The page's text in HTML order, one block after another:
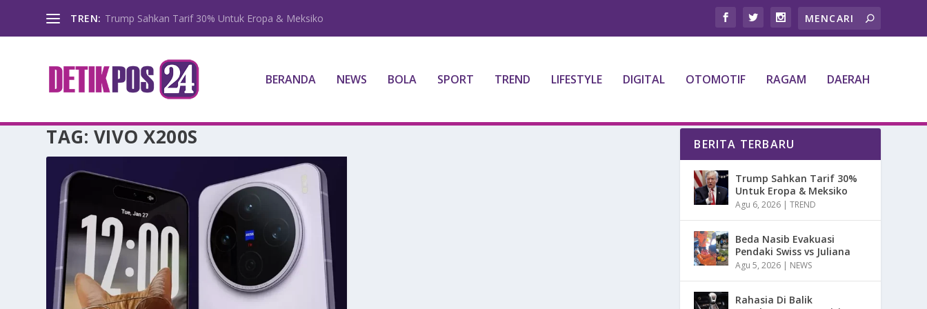
TREN: Trump Sahkan Tarif 30% Untuk Eropa & Meksiko
BERANDA NEWS BOLA SPORT TREND LIFESTYLE DIGITAL OTOMOTIF RAGAM DAERAH
TAG: VIVO X200S BERITA TERBARU
Trump Sahkan Tarif 30%
Untuk Eropa & Meksiko
Agu 6, 2026 |TREND
Beda Nasib Evakuasi
Pendaki Swiss vs Juliana
Agu 5, 2026 | NEWS
Rahasia Di Balik